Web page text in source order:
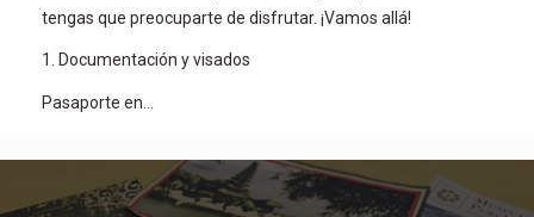
tengas que preocuparte de disfrutar. ¡Vamos allá!
1. Documentación y visados
Pasaporte en…